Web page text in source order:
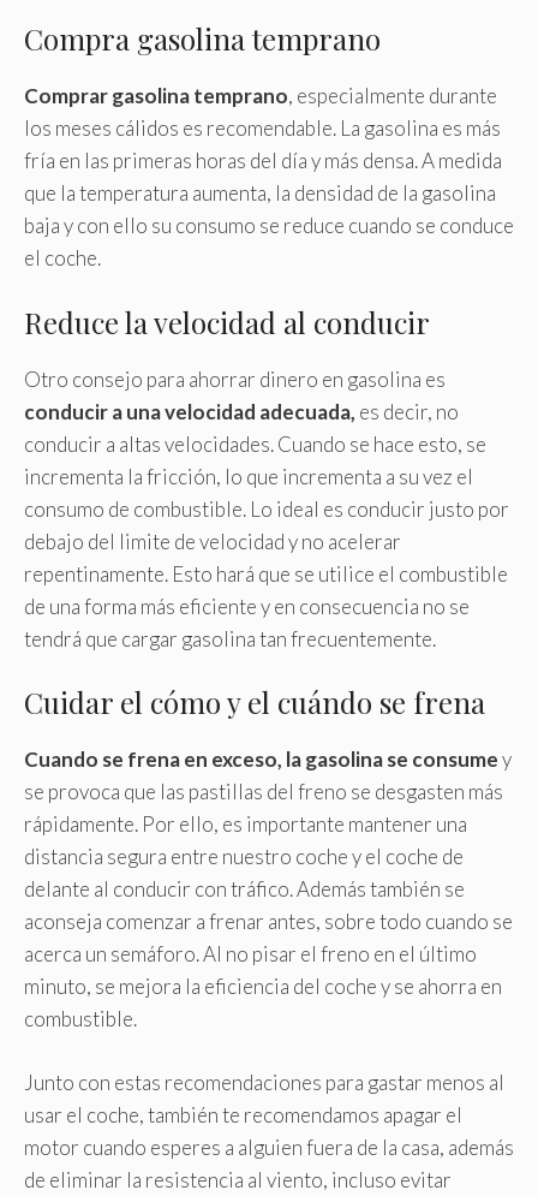
Compra gasolina temprano
Comprar gasolina temprano, especialmente durante
los meses cálidos es recomendable. La gasolina es más
fría en las primeras horas del día y más densa. A medida
que la temperatura aumenta, la densidad de la gasolina
baja y con ello su consumo se reduce cuando se conduce
el coche.
Reduce la velocidad al conducir
Otro consejo para ahorrar dinero en gasolina es
conducir a una velocidad adecuada, es decir, no
conducir a altas velocidades. Cuando se hace esto, se
incrementa la fricción, lo que incrementa a su vez el
consumo de combustible. Lo ideal es conducir justo por
debajo del limite de velocidad y no acelerar
repentinamente. Esto hará que se utilice el combustible
de una forma más eficiente y en consecuencia no se
tendrá que cargar gasolina tan frecuentemente.
Cuidar el cómo y el cuándo se frena
Cuando se frena en exceso, la gasolina se consumey
se provoca que las pastillas del freno se desgasten más
rápidamente. Por ello, es importante mantener una
distancia segura entre nuestro coche y el coche de
delante al conducir con tráfico. Además también se
aconseja comenzar a frenar antes, sobre todo cuando se
acerca un semáforo. Al no pisar el freno en el último
minuto, se mejora la eficiencia del coche y se ahorra en
combustible.
Junto con estas recomendaciones para gastar menos al
usar el coche, también te recomendamos apagar el
motor cuando esperes a alguien fuera de la casa, además
de eliminar la resistencia al viento, incluso evitar